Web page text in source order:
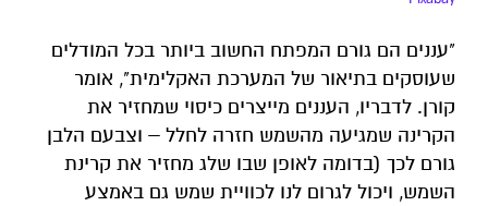
"עננים הם גורם המפתח החשוב ביותר בכל המודלים
שעוסקים בתיאור של המערכת האקלימית", אומר
קורן. לדבריו, העננים מייצרים כיסוי שמחזיר את
הקרינה שמגיעה מהשמש חזרה לחלל – וצבעם הלבן
גורם לכך (בדומה לאופן שבו שלג מחזיר את קרינת
השמש, ויכול לגרום לנו לכוויית שמש גם באמצע